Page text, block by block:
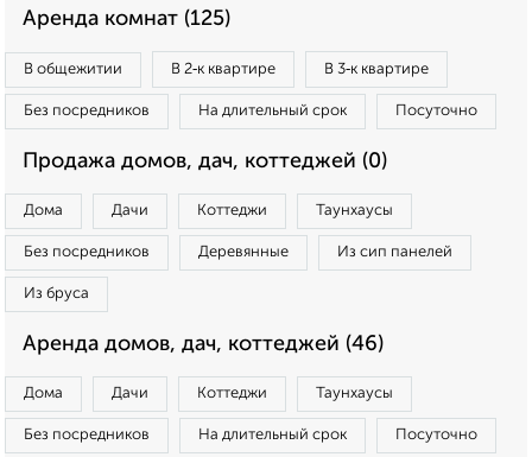
Аренда комнат (125)
В общежитии В 2‑к квартире В 3‑к квартире
Без посредников На длительный срок Посуточно
Продажа домов, дач, коттеджей (0)
Дома Дачи Коттеджи Таунхаусы
Без посредников Деревянные Из сип панелей
Из бруса
Аренда домов, дач, коттеджей (46)
Дома Дачи Коттеджи Таунхаусы
Без посредников На длительный срок Посуточно